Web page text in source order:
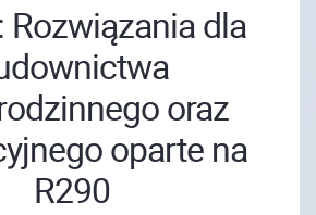
Rozwiązania dla
oraz
oparte na
R290